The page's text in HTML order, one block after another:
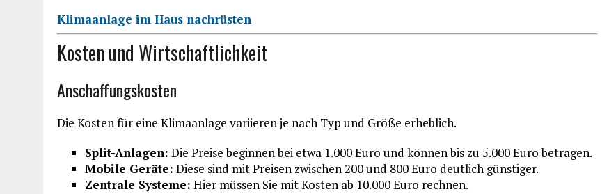
Klimaanlage im Haus nachrüsten
Kosten und Wirtschaftlichkeit
Anschaffungskosten
Die Kosten für eine Klimaanlage variieren je nach Typ und Größe erheblich.
Split-Anlagen: Die Preise beginnen bei etwa 1.000 Euro und können bis zu 5.000 Euro betragen.
Mobile Geräte: Diese sind mit Preisen zwischen 200 und 800 Euro deutlich günstiger.
Zentrale Systeme: Hier müssen Sie mit Kosten ab 10.000 Euro rechnen.